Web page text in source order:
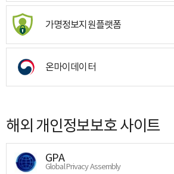
가명정보지원플랫폼
온마이데이터
해외 개인정보보호 사이트
GPA
Global Privacy Assembly